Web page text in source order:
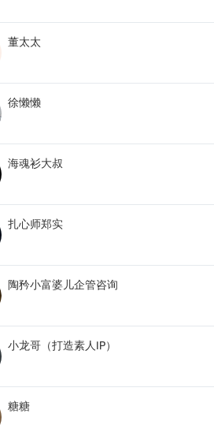
董太太
徐懒懒
海魂衫大叔
扎心师郑实
陶矜小富婆儿企管咨询
小龙哥（打造素人IP）
糖糖